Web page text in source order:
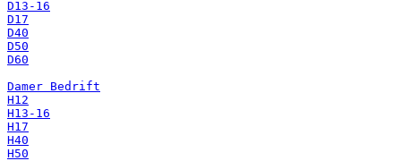
D13-16
D17
D40
D50
D60
Damer Bedrift
H12
H13-16
H17
H40
H50